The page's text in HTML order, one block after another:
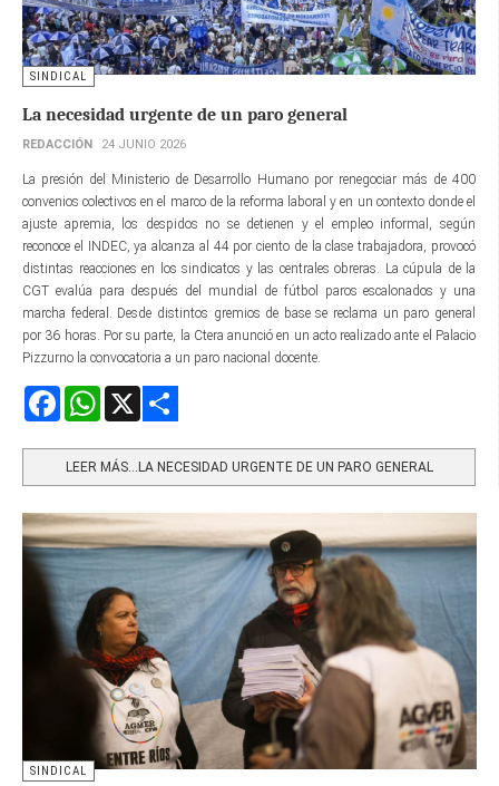
SINDICAL
La necesidad urgente de un paro general
REDACCIÓN 24 JUNIO 2026
La presión del Ministerio de Desarrollo Humano por renegociar más de 400
convenios colectivos en el marco de la reforma laboral y en un contexto donde el
ajuste apremia, los despidos no se detienen y el empleo informal, según
reconoce el INDEC, ya alcanza al 44 por ciento de la clase trabajadora, provocó
distintas reacciones en los sindicatos y las centrales obreras. La cúpula de la
CGT evalúa para después del mundial de fútbol paros escalonados y una
marcha federal. Desde distintos gremios de base se reclama un paro general
por 36 horas. Por su parte, la Ctera anunció en un acto realizado ante el Palacio
Pizzurno la convocatoria a un paro nacional docente.
FacebookWhatsApp
LEER MÁS…LA NECESIDAD URGENTE DE UN PARO GENERAL
SINDICAL